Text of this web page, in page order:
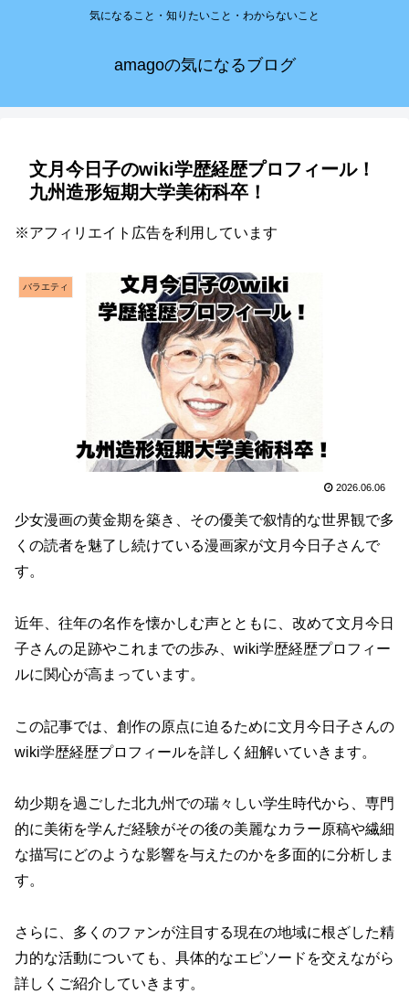
気になること・知りたいこと・わからないこと
amagoの気になるブログ
文月今日子のwiki学歴経歴プロフィール！
九州造形短期大学美術科卒！
※アフィリエイト広告を利用しています
バラエティ
2026.06.06
少女漫画の黄金期を築き、その優美で叙情的な世界観で多
くの読者を魅了し続けている漫画家が文月今日子さんで
す。
近年、往年の名作を懐かしむ声とともに、改めて文月今日
子さんの足跡やこれまでの歩み、wiki学歴経歴プロフィー
ルに関心が高まっています。
この記事では、創作の原点に迫るために文月今日子さんの
wiki学歴経歴プロフィールを詳しく紐解いていきます。
幼少期を過ごした北九州での瑞々しい学生時代から、専門
的に美術を学んだ経験がその後の美麗なカラー原稿や繊細
な描写にどのような影響を与えたのかを多面的に分析しま
す。
さらに、多くのファンが注目する現在の地域に根ざした精
力的な活動についても、具体的なエピソードを交えながら
詳しくご紹介していきます。